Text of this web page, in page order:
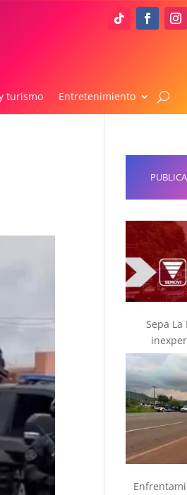
turismo Entretenimiento
Sepa